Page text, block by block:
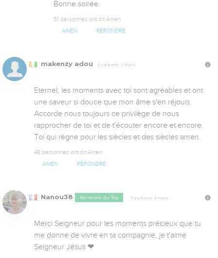
Bonne soirée.
51 personnes ont dit Amen
AMEN RÉPONDRE
makenzy adou Il y a 9 ans, 2 mois
Eternel, les moments avec toi sont agréables et ont
une saveur si douce que mon âme s'en réjouis.
Accorde nous toujours ce privilège de nous
rapprocher de toi et de t'écouter encore et encore.
Toi qui règne pour les siècles et des siècles amen.
48 personnes ont dit Amen
AMEN RÉPONDRE
Nanou38 Bénévole du Top Il y a 9 ans, 2 mois
Merci Seigneur pour les moments précieux que tu
me donne de vivre en ta compagnie, je t'aime
Seigneur Jésus ❤